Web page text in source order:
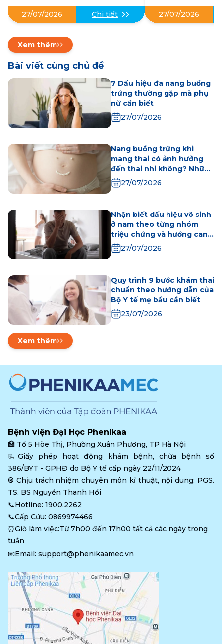
27/07/2026 Chi tiết
không? Những
27/07/2026
Xem thêm
Bài viết cùng chủ đề
7 Dấu hiệu đa nang buồng
trứng thường gặp mà phụ
nữ cần biết
27/07/2026
Nang buồng trứng khi
mang thai có ảnh hưởng
đến thai nhi không? Những
điều mẹ bầu cần biết
27/07/2026
Nhận biết dấu hiệu vô sinh
ở nam theo từng nhóm
triệu chứng và hướng can
thiệp hiệu quả
27/07/2026
Quy trình 9 bước khám thai
chuẩn theo hướng dẫn của
Bộ Y tế mẹ bầu cần biết
23/07/2026
Xem thêm
Bệnh viện Đại Học Phenikaa
🏥 Tổ 5 Hòe Thị, Phường Xuân Phương, TP Hà Nội
📃Giấy phép hoạt động khám bệnh, chữa bệnh số
386/BYT - GPHĐ do Bộ Y tế cấp ngày 22/11/2024
®️ Chịu trách nhiệm chuyên môn kĩ thuật, nội dung: PGS.
TS. BS Nguyễn Thanh Hồi
📞Hotline: 1900.2262
📞Cấp Cứu: 0869974466
⏰Giờ làm việc:Từ 7h00 đến 17h00 tất cả các ngày trong
tuần
📧Email: support@phenikaamec.vn